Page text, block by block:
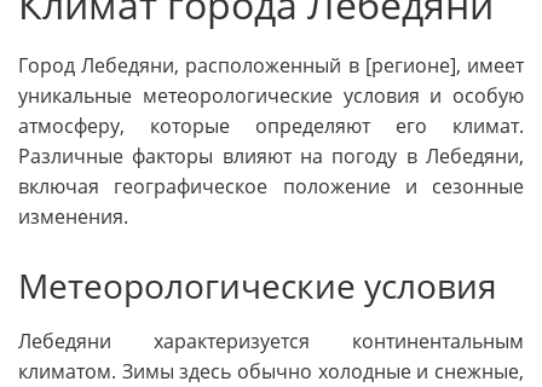
Город Лебедяни, расположенный в [регионе], имеет
уникальные метеорологические условия и особую
атмосферу, которые определяют его климат.
Различные факторы влияют на погоду в Лебедяни,
включая географическое положение и сезонные
изменения.
Метеорологические условия
Лебедяни характеризуется континентальным
климатом. Зимы здесь обычно холодные и снежные,